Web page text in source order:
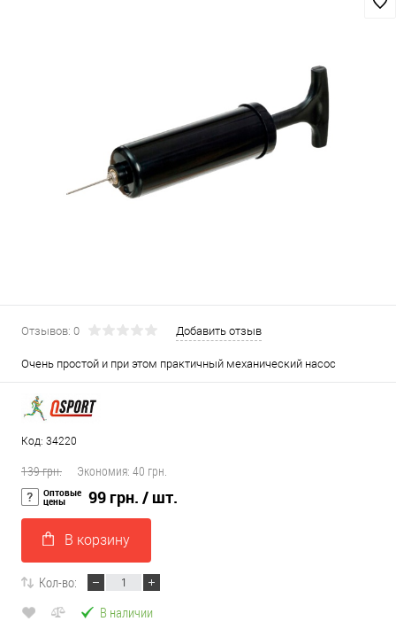
Отзывов: 0 Добавить отзыв
Очень простой и при этом практичный механический насос
Код: 34220
139 грн. Экономия: 40 грн.
Оптовые
цены 99 грн. / шт.
В корзину
Кол-во:
В наличии